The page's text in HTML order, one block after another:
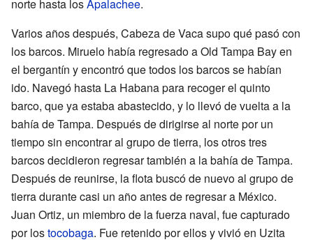
norte hasta losApalachee.
Varios años después, Cabeza de Vaca supo qué pasó con
los barcos. Miruelo había regresado a Old Tampa Bay en
el bergantín y encontró que todos los barcos se habían
ido. Navegó hasta La Habana para recoger el quinto
barco, que ya estaba abastecido, y lo llevó de vuelta a la
bahía de Tampa. Después de dirigirse al norte por un
tiempo sin encontrar al grupo de tierra, los otros tres
barcos decidieron regresar también a la bahía de Tampa.
Después de reunirse, la flota buscó de nuevo al grupo de
tierra durante casi un año antes de regresar a México.
Juan Ortiz, un miembro de la fuerza naval, fue capturado
por lostocobaga. Fue retenido por ellos y vivió en Uzita